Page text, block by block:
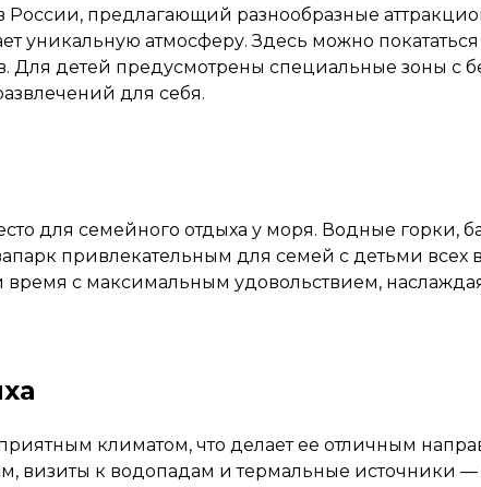
предлагающий разнообразные
уникальную атмосферу. Здесь можно
Для детей предусмотрены специальные зоны с
для себя.
для семейного отдыха у моря. Водные горки,
привлекательным для семей с детьми всех
время с максимальным удовольствием,
климатом, что делает ее отличным
визиты к водопадам и термальные источники —